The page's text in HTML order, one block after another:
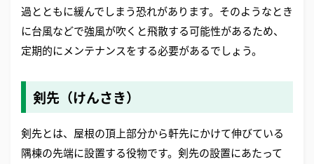
過とともに緩んでしまう恐れがあります。そのようなとき
に台風などで強風が吹くと飛散する可能性があるため、
定期的にメンテナンスをする必要があるでしょう。
剣先（けんさき）
剣先とは、屋根の頂上部分から軒先にかけて伸びている
隅棟の先端に設置する役物です。剣先の設置にあたって